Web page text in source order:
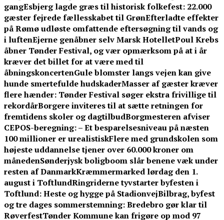
gangEsbjerg lagde græs til historisk folkefest: 22.000
gæster fejrede fællesskabet til GrønEfterladte effekter
på Rømø udløste omfattende eftersøgning til vands og
i luftenEjerne genåbner selv Marsk HotelletPoul Krebs
åbner Tønder Festival, og vær opmærksom på at i år
kræver det billet for at være med til
åbningskoncertenGule blomster langs vejen kan give
hunde smertefulde hudskaderMasser af gæster kræver
flere hænder: Tønder Festival søger ekstra frivillige til
rekordårBorgere inviteres til at sætte retningen for
fremtidens skoler og dagtilbudBorgmesteren afviser
CEPOS-beregning: – Et besparelsesniveau på næsten
100 millioner er urealistiskFlere med grundskolen som
højeste uddannelse tjener over 60.000 kroner om
månedenSønderjysk boligboom slår benene væk under
resten af DanmarkKræmmermarked lørdag den 1.
august i ToftlundRingriderne tyvstarter byfesten i
Toftlund: Heste og hygge på StadionvejBilbrag, byfest
og tre dages sommerstemning: Bredebro gør klar til
RøverfestTønder Kommune kan frigøre op mod 97